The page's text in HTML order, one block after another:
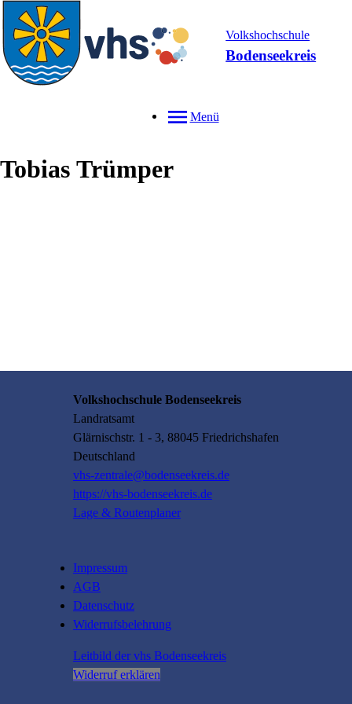
Volkshochschule
Bodenseekreis
Menü
Tobias Trümper
Volkshochschule Bodenseekreis
Landratsamt
Glärnischstr. 1 - 3, 88045 Friedrichshafen
Deutschland
vhs-zentrale@bodenseekreis.de
https://vhs-bodenseekreis.de
Lage & Routenplaner
Impressum
AGB
Datenschutz
Widerrufsbelehrung
Leitbild der vhs Bodenseekreis
Widerruf erklären